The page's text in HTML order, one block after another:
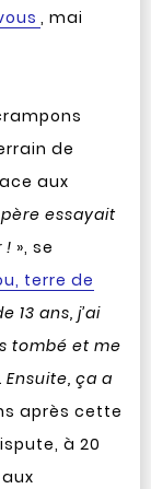
, mai
de
aux
essayait
! », se
terre de
13 ans, j’ai
tombé et me
ça a
après cette
à 20